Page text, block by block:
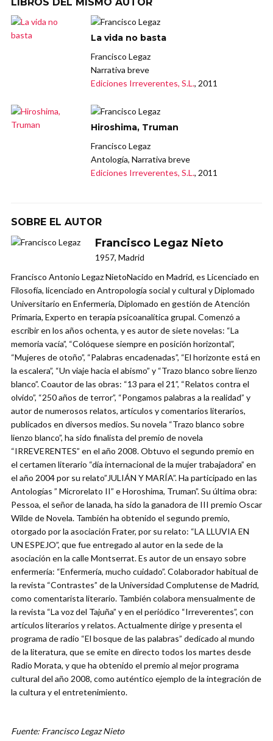
La vida no basta
Francisco Legaz
Narrativa breve
Ediciones Irreverentes, S.L., 2011
Hiroshima, Truman
Francisco Legaz
Antología, Narrativa breve
Ediciones Irreverentes, S.L., 2011
SOBRE EL AUTOR
Francisco Legaz Nieto
1957, Madrid
Francisco Antonio Legaz NietoNacido en Madrid, es Licenciado en
Filosofía, licenciado en Antropología social y cultural y Diplomado
Universitario en Enfermería, Diplomado en gestión de Atención
Primaria, Experto en terapia psicoanalítica grupal. Comenzó a
escribir en los años ochenta, y es autor de siete novelas: “La
memoria vacía”, “Colóquese siempre en posición horizontal”,
“Mujeres de otoño”, “Palabras encadenadas”, “El horizonte está en
la escalera”, “Un viaje hacia el abismo” y “Trazo blanco sobre lienzo
blanco”. Coautor de las obras: “13 para el 21”, “Relatos contra el
olvido”, “250 años de terror”, “Pongamos palabras a la realidad” y
autor de numerosos relatos, artículos y comentarios literarios,
publicados en diversos medios. Su novela “Trazo blanco sobre
lienzo blanco”, ha sido finalista del premio de novela
“IRREVERENTES” en el año 2008. Obtuvo el segundo premio en
el certamen literario “día internacional de la mujer trabajadora” en
el año 2004 por su relato”JULIÁN Y MARÍA”. Ha participado en las
Antologías ” Microrelato II” e Horoshima, Truman”. Su última obra:
Pessoa, el señor de lanada, ha sido la ganadora de III premio Oscar
Wilde de Novela. También ha obtenido el segundo premio,
otorgado por la asociación Frater, por su relato: “LA LLUVIA EN
UN ESPEJO”, que fue entregado al autor en la sede de la
asociación en la calle Montserrat. Es autor de un ensayo sobre
enfermería: “Enfermería, mucho cuidado”. Colaborador habitual de
la revista “Contrastes” de la Universidad Complutense de Madrid,
como comentarista literario. También colabora mensualmente de
la revista “La voz del Tajuña” y en el periódico “Irreverentes”, con
artículos literarios y relatos. Actualmente dirige y presenta el
programa de radio “El bosque de las palabras” dedicado al mundo
de la literatura, que se emite en directo todos los martes desde
Radio Morata, y que ha obtenido el premio al mejor programa
cultural del año 2008, como auténtico ejemplo de la integración de
la cultura y el entretenimiento.
Fuente: Francisco Legaz Nieto